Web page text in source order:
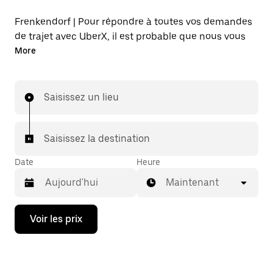
Frenkendorf | Pour répondre à toutes vos demandes
de trajet avec UberX, il est probable que nous vous
mettions en relation avec un chauffeur de taxi. Si tel
et 7 j/7), comme avec UberX, et pourrez rejoindre
Dans certaines villes de Suisse, pour vous assurer de
pouvez le demander dans l'application.
More
Saisissez un lieu
Saisissez la destination
Date
Appuyez
la
Heure
Maintenant
Voir les prix